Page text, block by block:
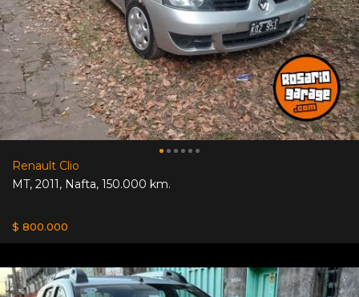
Renault Clio
MT, 2011, Nafta, 150.000 km.
$ 800.000